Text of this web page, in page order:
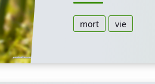
mort vie